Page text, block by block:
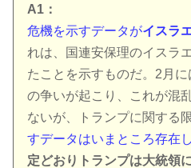
A1：
危機を示すデータがイスラ
れは、国連安保理のイスラ
たことを示すものだ。2月
の争いが起こり、これが混
ないが、トランプに関する限
すデータはいまところ存在
定どおりトランプは大統領